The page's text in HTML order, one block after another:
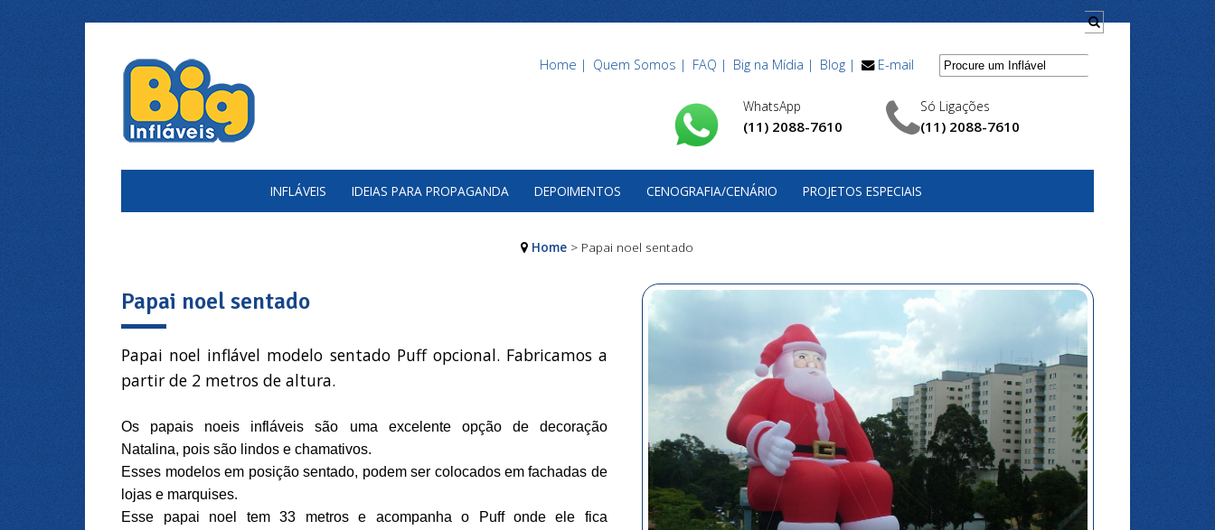
Home | Quem Somos | FAQ | Big na Mídia | Blog | E-mail
Só Ligações
(11) 2088-7610
WhatsApp
(11) 2088-7610
INFLÁVEIS IDEIAS PARA PROPAGANDA DEPOIMENTOS CENOGRAFIA/CENÁRIO PROJETOS ESPECIAIS
Home > Papai noel sentado
Papai noel sentado
Papai noel inflável modelo sentado Puff opcional. Fabricamos a
partir de 2 metros de altura.
Os papais noeis infláveis são uma excelente opção de decoração
Natalina, pois são lindos e chamativos.
Esses modelos em posição sentado, podem ser colocados em fachadas de
lojas e marquises.
Esse papai noel tem 33 metros e acompanha o Puff onde ele fica